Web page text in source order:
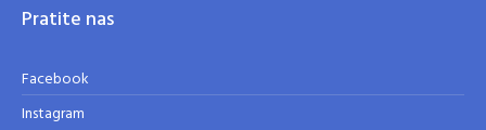
Pratite nas
Facebook
Instagram